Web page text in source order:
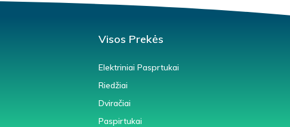
Visos Prekės
Elektriniai Pasprtukai
Riedžiai
Dviračiai
Paspirtukai